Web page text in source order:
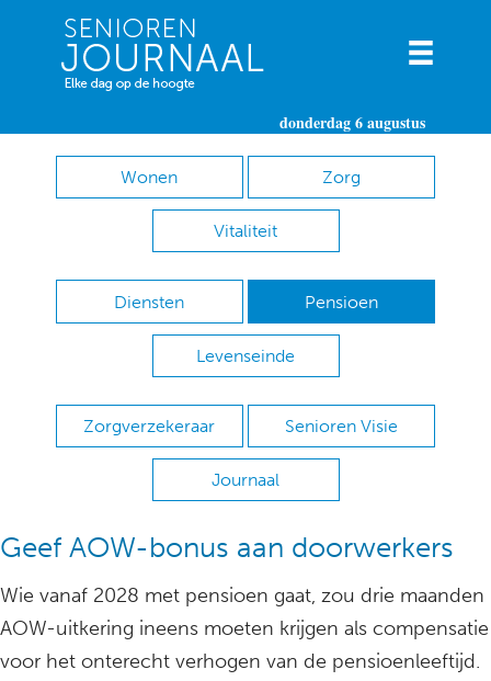
donderdag 6 augustus
Wonen Zorg
Vitaliteit
Diensten Pensioen
Levenseinde
Zorgverzekeraar Senioren Visie
Journaal
Geef AOW-bonus aan doorwerkers
Wie vanaf 2028 met pensioen gaat, zou drie maanden
AOW-uitkering ineens moeten krijgen als compensatie
voor het onterecht verhogen van de pensioenleeftijd.